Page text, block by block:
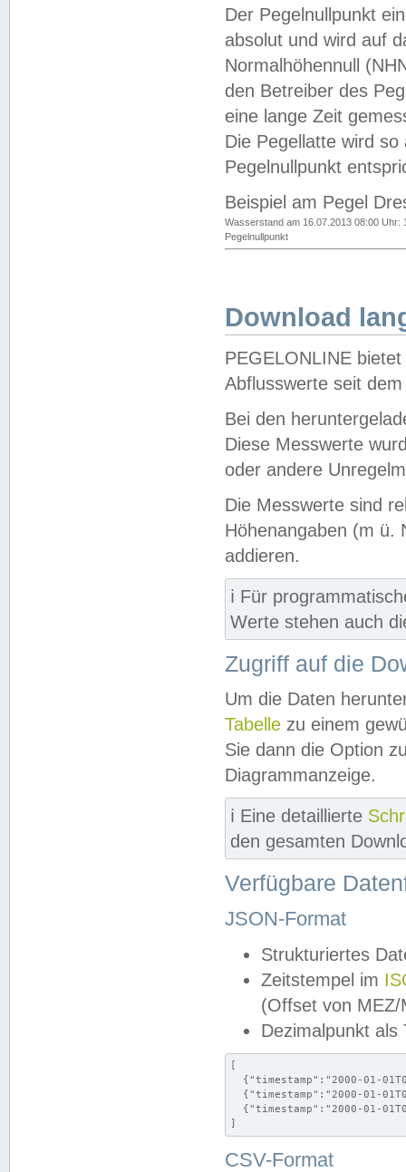
Der Pegelnullpunkt
absolut und wird auf
Normalhöhennull
den Betreiber des
eine lange Zeit
Die Pegellatte wird
Pegelnullpunkt
Beispiel am Pegel
Wasserstand am 16.07.2013 08:00 Uhr:
Pegelnullpunkt
Download
PEGELONLINE
Abflusswerte seit
Bei den
Diese Messwerte
oder andere
Die Messwerte sind
Höhenangaben (m ü.
addieren.
ℹ️ Für
Werte stehen auch
Zugriff auf die
Um die Daten
Tabelle zu einem
Sie dann die Option
Diagrammanzeige.
ℹ️ Eine detaillierte
den gesamten
Verfügbare
JSON-Format
Strukturiertes
Zeitstempel im
(Offset von MEZ/
Dezimalpunkt als
[
{"timestamp":"2000-01-
{"timestamp":"2000-01-
{"timestamp":"2000-01-
]
CSV-Format